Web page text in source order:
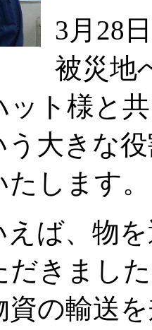
3月28
被災地
ット様と
う大きな
します。
ば、物
だきまし
の輸送